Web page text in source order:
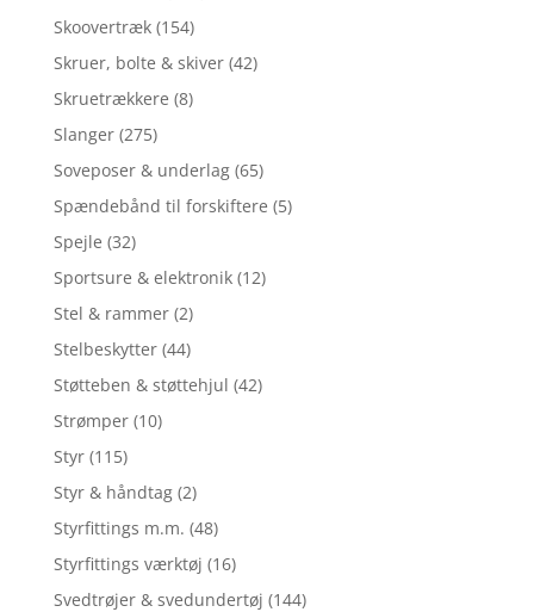
Skoovertræk (154)
Skruer, bolte & skiver (42)
Skruetrækkere (8)
Slanger (275)
Soveposer & underlag (65)
Spændebånd til forskiftere (5)
Spejle (32)
Sportsure & elektronik (12)
Stel & rammer (2)
Stelbeskytter (44)
Støtteben & støttehjul (42)
Strømper (10)
Styr (115)
Styr & håndtag (2)
Styrfittings m.m. (48)
Styrfittings værktøj (16)
Svedtrøjer & svedundertøj (144)